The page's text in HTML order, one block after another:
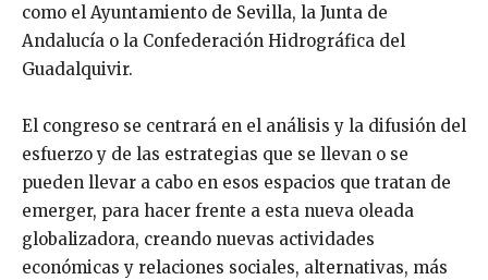
como el Ayuntamiento de Sevilla, la Junta de
Andalucía o la Confederación Hidrográfica del
Guadalquivir.
El congreso se centrará en el análisis y la difusión del
esfuerzo y de las estrategias que se llevan o se
pueden llevar a cabo en esos espacios que tratan de
emerger, para hacer frente a esta nueva oleada
globalizadora, creando nuevas actividades
económicas y relaciones sociales, alternativas, más